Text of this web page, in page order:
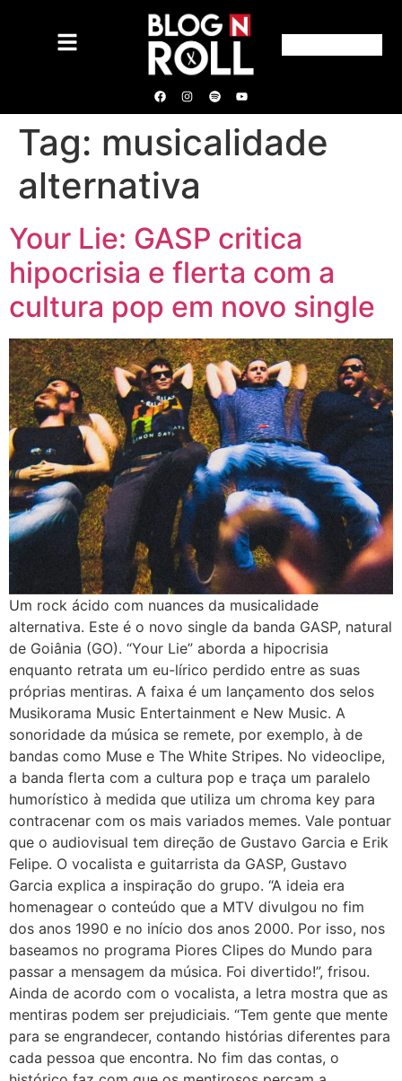
Tag: musicalidade
alternativa
Your Lie: GASP critica
hipocrisia e flerta com a
cultura pop em novo single
Um rock ácido com nuances da musicalidade
alternativa. Este é o novo single da banda GASP, natural
de Goiânia (GO). “Your Lie” aborda a hipocrisia
enquanto retrata um eu-lírico perdido entre as suas
próprias mentiras. A faixa é um lançamento dos selos
Musikorama Music Entertainment e New Music. A
sonoridade da música se remete, por exemplo, à de
bandas como Muse e The White Stripes. No videoclipe,
a banda flerta com a cultura pop e traça um paralelo
humorístico à medida que utiliza um chroma key para
contracenar com os mais variados memes. Vale pontuar
que o audiovisual tem direção de Gustavo Garcia e Erik
Felipe. O vocalista e guitarrista da GASP, Gustavo
Garcia explica a inspiração do grupo. “A ideia era
homenagear o conteúdo que a MTV divulgou no fim
dos anos 1990 e no início dos anos 2000. Por isso, nos
baseamos no programa Piores Clipes do Mundo para
passar a mensagem da música. Foi divertido!”, frisou.
Ainda de acordo com o vocalista, a letra mostra que as
mentiras podem ser prejudiciais. “Tem gente que mente
para se engrandecer, contando histórias diferentes para
cada pessoa que encontra. No fim das contas, o